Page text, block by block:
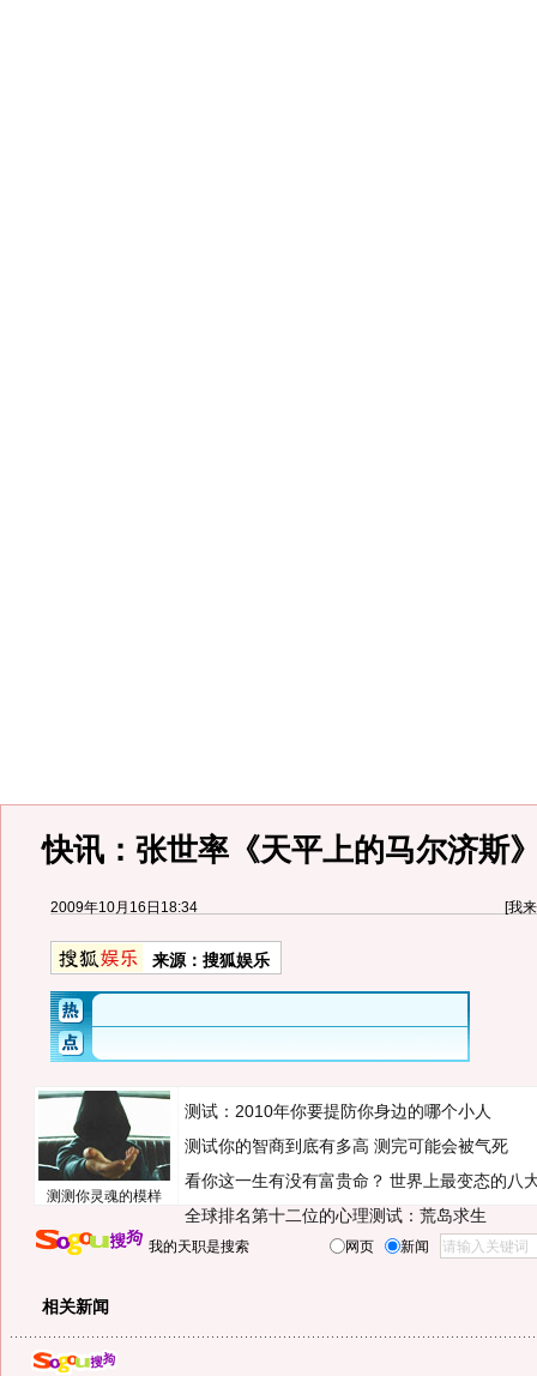
快讯：张世率《天平上的马尔济斯
2009年10月16日18:34 [我
来源： 搜狐娱乐
测测你灵魂的模样
测试：2010年你要提防你身边的哪个小人
测试你的智商到底有多高 测完可能会被气死
看你这一生有没有富贵命？ 世界上最变态的八
全球排名第十二位的心理测试：荒岛求生
我的天职是搜索 网页 新闻
相关新闻